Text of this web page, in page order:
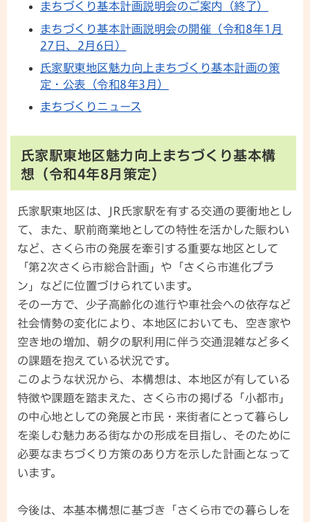
まちづくり基本計画説明会のご案内（終了）
まちづくり基本計画説明会の開催（令和8年1月
27日、2月6日）
氏家駅東地区魅力向上まちづくり基本計画の策
定・公表（令和8年3月）
まちづくりニュース
氏家駅東地区魅力向上まちづくり基本構
想（令和4年8月策定）
氏家駅東地区は、JR氏家駅を有する交通の要衝地とし
て、また、駅前商業地としての特性を活かした賑わい
など、さくら市の発展を牽引する重要な地区として
「第2次さくら市総合計画」や「さくら市進化プラ
ン」などに位置づけられています。
その一方で、少子高齢化の進行や車社会への依存など
社会情勢の変化により、本地区においても、空き家や
空き地の増加、朝夕の駅利用に伴う交通混雑など多く
の課題を抱えている状況です。
このような状況から、本構想は、本地区が有している
特徴や課題を踏まえた、さくら市の掲げる「小都市」
の中心地としての発展と市民・来街者にとって暮らし
を楽しむ魅力ある街なかの形成を目指し、そのために
必要なまちづくり方策のあり方を示した計画となって
います。
今後は、本基本構想に基づき「さくら市での暮らしを